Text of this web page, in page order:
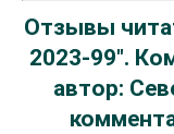
Отзывы
2023-99".
автор: